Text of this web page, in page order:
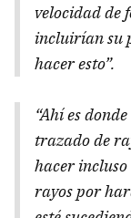
velocidad de
incluirían su
hacer esto”.
“Ahí es
trazado de
hacer
rayos por